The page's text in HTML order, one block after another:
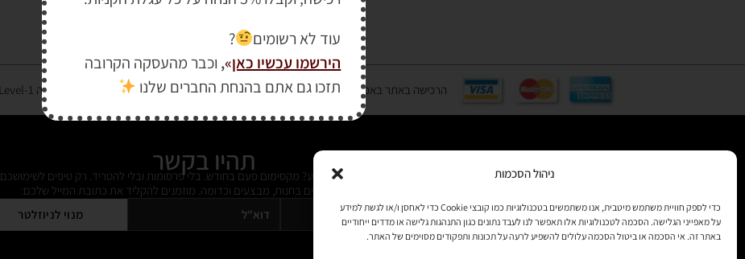
ניהול הסכמות
כדי לספק חוויית משתמש מיטבית, אנו משתמשים בטכנולוגיות כמו קובצי Cookie כדי לאחסן ו/או לגשת למידע
על מאפייני הגלישה. הסכמה לטכנולוגיות אלו תאפשר לנו לעבד נתונים כגון התנהגות גלישה או מדדים ייחודיים
באתר זה. אי הסכמה או ביטול הסכמה עלולים להשפיע לרעה על תכונות ותפקודים מסוימים של האתר.
הרכישה באתר באמצעות כרטיס אשראי מאובטחת במפתח הצפנה EV SSL והעומד בתקן אבטחה PCI DSS Level-1
תהיו בקשר
רוצים לקבל מידי פעם מידע? מקסימום פעם בחודש. בלי פרסומות ובלי להטריד. רק טיפים לשימושכם,
מידע על דברים חדשים בחנות, מבצעים וכדומה. מוזמנים להקליד את כתובת המייל שלכם:
מנוי לניוזלטר
עוד לא רשומים
?
הירשמו עכשיו כאן»
, וכבר מהעסקה הקרובה
תזכו גם אתם בהנחת החברים שלנו